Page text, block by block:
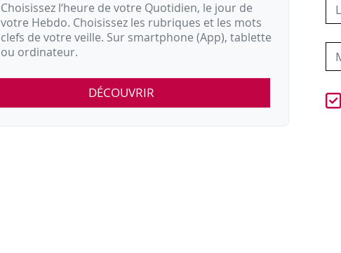
Choisissez l‘heure de votre Quotidien, le jour de
votre Hebdo. Choisissez les rubriques et les mots
clefs de votre veille. Sur smartphone (App), tablette
ou ordinateur.
DÉCOUVRIR